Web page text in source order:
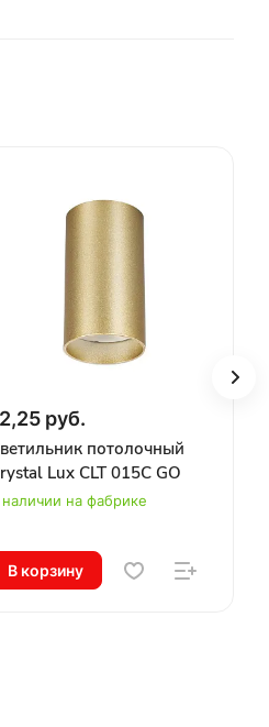
руб.
потолочный
Lux CLT 015C GO
наличии на фабрике
В корзину